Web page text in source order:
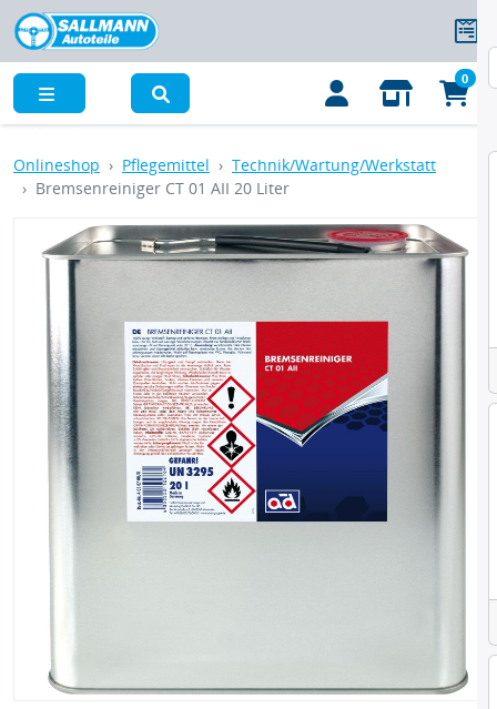
0
Onlineshop Pflegemittel
Technik/Wartung/Werkstatt
Bremsenreiniger CT 01 AII 20 Liter